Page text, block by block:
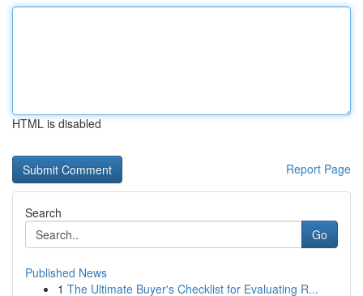
HTML is disabled
Report Page
Search
Go
Published News
1 The Ultimate Buyer's Checklist for Evaluating R...